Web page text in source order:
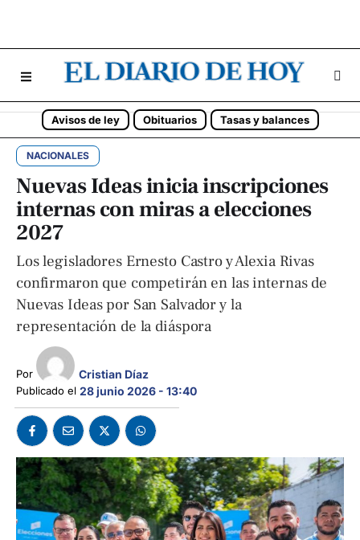
Avisos de ley Obituarios Tasas y balances
NACIONALES
Nuevas Ideas inicia inscripciones
internas con miras a elecciones
2027
Los legisladores Ernesto Castro y Alexia Rivas
confirmaron que competirán en las internas de
Nuevas Ideas por San Salvador y la
representación de la diáspora
Por Cristian Díaz
Publicado el 28 junio 2026 - 13:40